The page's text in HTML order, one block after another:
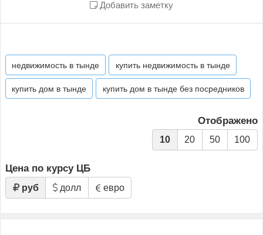
Добавить заметку
недвижимость в тынде купить недвижимость в тынде
купить дом в тынде купить дом в тынде без посредников
Отображено
10 20 50 100
Цена по курсу ЦБ
руб долл евро